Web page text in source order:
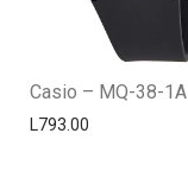
Casio – MQ-38-1A
L793.00